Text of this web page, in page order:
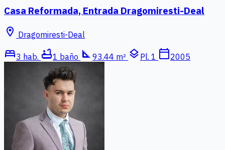
Casa Reformada, Entrada Dragomiresti-Deal
location_on Dragomiresti-Deal
bed3 hab. bathtub1 baño square_foot 93.44 m² layers Pl. 1 calendar_today2005